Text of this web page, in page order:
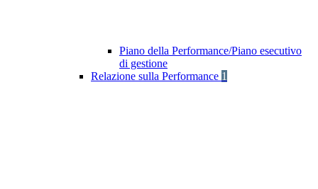
Piano della Performance/Piano esecutivo
di gestione
Relazione sulla Performance 1